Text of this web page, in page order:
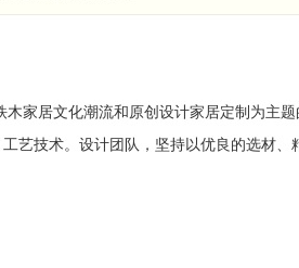
家居文化潮流和原创设计家居定制为